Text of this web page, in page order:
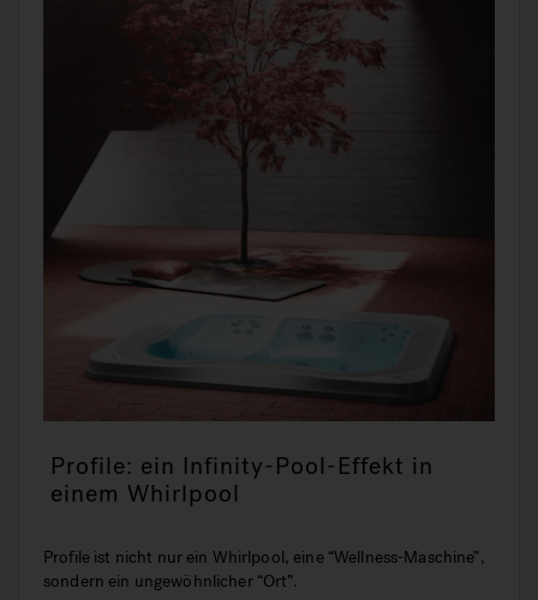
Profile: ein Infinity-Pool-Effekt in
einem Whirlpool
Profile ist nicht nur ein Whirlpool, eine “Wellness-Maschine”,
sondern ein ungewöhnlicher “Ort”.